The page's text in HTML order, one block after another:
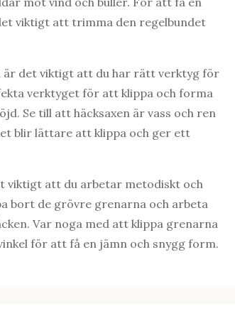
viktigt att trimma den regelbundet
är det viktigt att du har rätt verktyg för
verktyget för att klippa och forma
Se till att häcksaxen är vass och ren
blir lättare att klippa och ger ett
viktigt att du arbetar metodiskt och
bort de grövre grenarna och arbeta
Var noga med att klippa grenarna
för att få en jämn och snygg form.